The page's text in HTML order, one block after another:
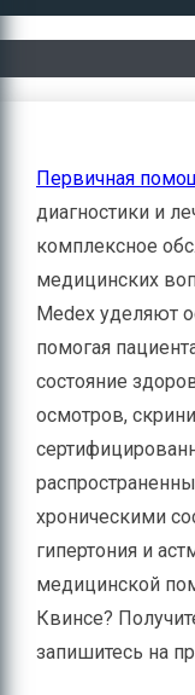
Первичная помощь в
Первичная
диагностики и
комплексное
медицинских
Medex уделяют
помогая
состояние
осмотров,
хроническими
гипертония и
медицинской
Квинсе?
запишитесь на